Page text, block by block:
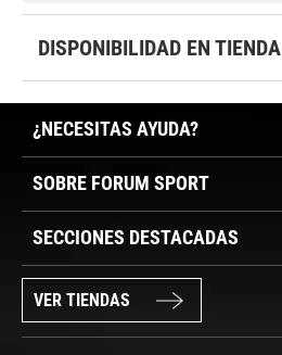
DISPONIBILIDAD EN TIENDA
¿NECESITAS AYUDA?
SOBRE FORUM SPORT
SECCIONES DESTACADAS
VER TIENDAS